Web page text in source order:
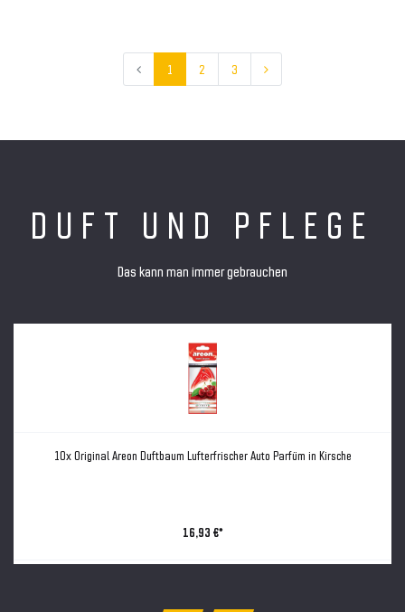
1 2 3
DUFT UND PFLEGE
Das kann man immer gebrauchen
10x Original Areon Duftbaum Lufterfrischer Auto Parfüm in Kirsche
16,93 €*